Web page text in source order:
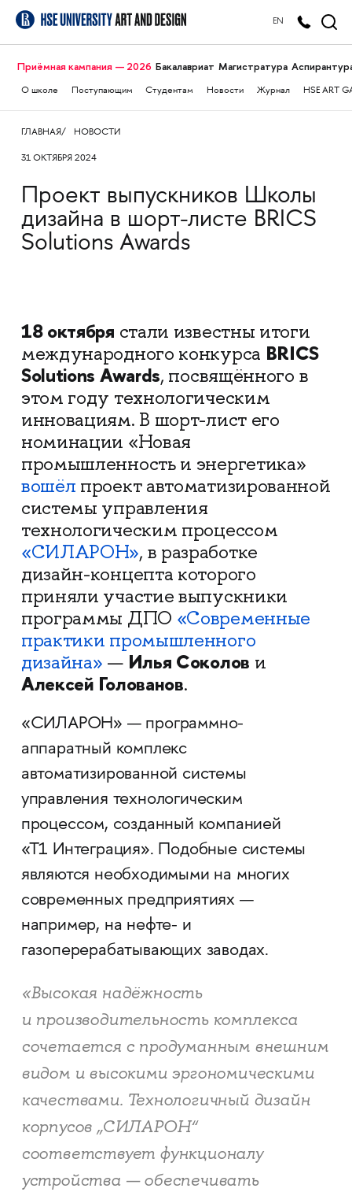
EN
Приёмная кампания — 2026 Бакалавриат Магистратура
О школе Поступающим Студентам Новости Журнал HSE ART
ГЛАВНАЯ НОВОСТИ
31 ОКТЯБРЯ 2024
Проект выпускников Школы
дизайна в шорт-листе BRICS
Solutions Awards
18 октября стали известны итоги
международного конкурса BRICS
Solutions Awards, посвящённого в
этом году технологическим
инновациям. В шорт-лист его
номинации «Новая
промышленность и энергетика»
вошёл проект автоматизированной
системы управления
технологическим процессом
«СИЛАРОН», в разработке
дизайн-концепта которого
приняли участие выпускники
программы ДПО «Современные
практики промышленного
дизайна» — Илья Соколов и
Алексей Голованов.
«СИЛАРОН» — программно-
аппаратный комплекс
автоматизированной системы
управления технологическим
процессом, созданный компанией
«Т1 Интеграция». Подобные системы
являются необходимыми на многих
современных предприятиях —
например, на нефте- и
газоперерабатывающих заводах.
«Высокая надёжность
и производительность комплекса
сочетается с продуманным внешним
видом и высокими эргономическими
качествами. Технологичный дизайн
корпусов „СИЛАРОН“
соответствует функционалу
устройства — обеспечивать